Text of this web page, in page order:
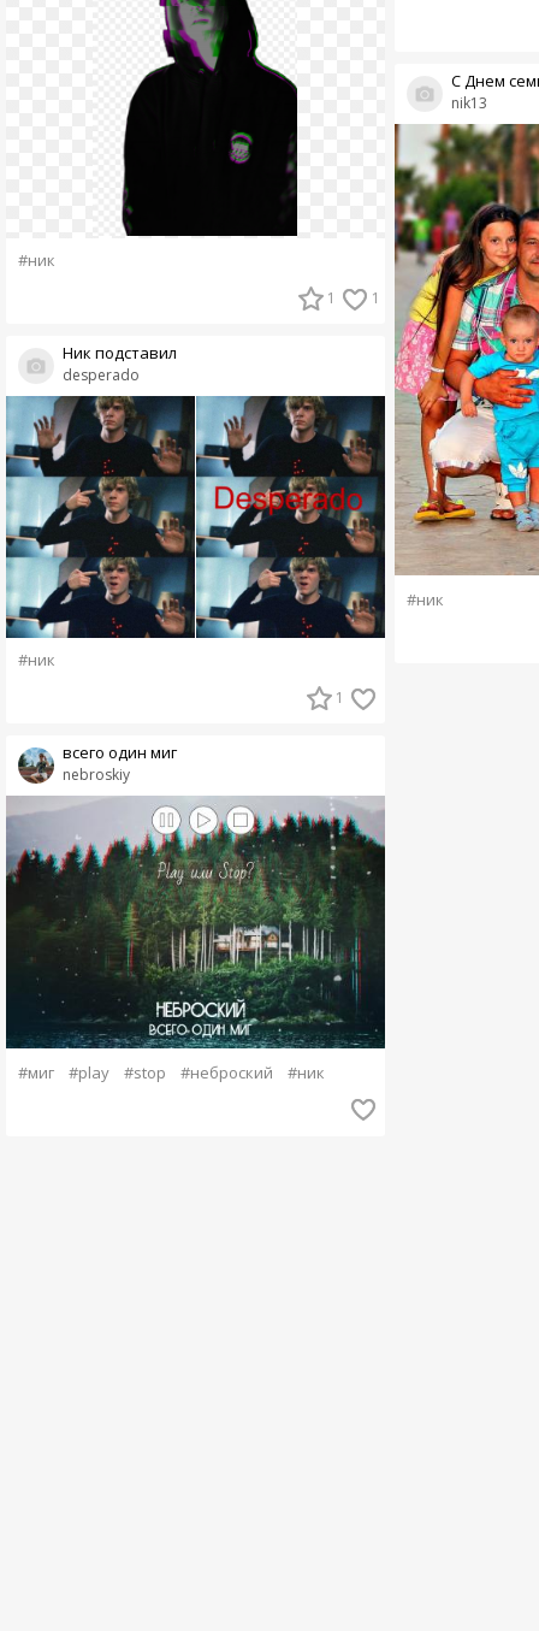
#ник
1 1
desperado
Ник подставил
#ник
1
nebroskiy
всего один миг
#миг #play #stop #неброский #ник
nik13
С Днем
#ник